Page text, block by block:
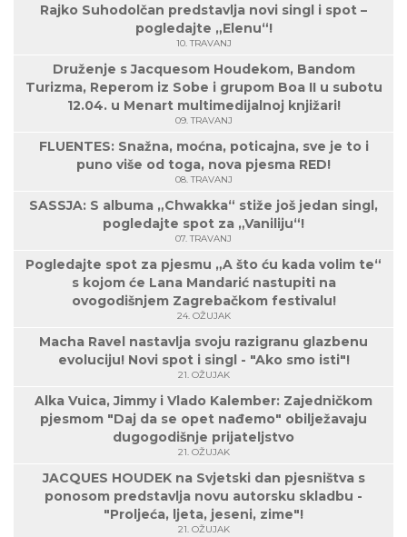
Rajko Suhodolčan predstavlja novi singl i spot –
pogledajte „Elenu“!
10. TRAVANJ
Druženje s Jacquesom Houdekom, Bandom
Turizma, Reperom iz Sobe i grupom Boa II u subotu
12.04. u Menart multimedijalnoj knjižari!
09. TRAVANJ
FLUENTES: Snažna, moćna, poticajna, sve je to i
puno više od toga, nova pjesma RED!
08. TRAVANJ
SASSJA: S albuma „Chwakka“ stiže još jedan singl,
pogledajte spot za „Vaniliju“!
07. TRAVANJ
Pogledajte spot za pjesmu „A što ću kada volim te“
s kojom će Lana Mandarić nastupiti na
ovogodišnjem Zagrebačkom festivalu!
24. OŽUJAK
Macha Ravel nastavlja svoju razigranu glazbenu
evoluciju! Novi spot i singl - "Ako smo isti"!
21. OŽUJAK
Alka Vuica, Jimmy i Vlado Kalember: Zajedničkom
pjesmom "Daj da se opet nađemo" obilježavaju
dugogodišnje prijateljstvo
21. OŽUJAK
JACQUES HOUDEK na Svjetski dan pjesništva s
ponosom predstavlja novu autorsku skladbu -
"Proljeća, ljeta, jeseni, zime"!
21. OŽUJAK